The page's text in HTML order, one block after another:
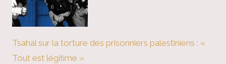
Tsahal sur la torture des prisonniers palestiniens : «
Tout est légitime »